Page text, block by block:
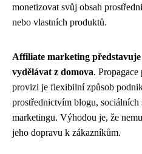
monetizovat svůj obsah
nebo vlastních produktů.
Affiliate marketing
vydělávat z domova.
provizi je flexibilní způsob
prostřednictvím blogu, sociálních
marketingu. Výhodou je, že
jeho dopravu k zákazníkům.